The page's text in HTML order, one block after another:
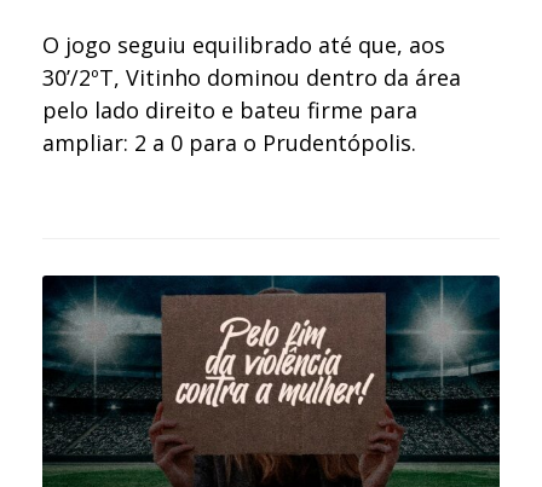
O jogo seguiu equilibrado até que, aos
30’/2ºT, Vitinho dominou dentro da área
pelo lado direito e bateu firme para
ampliar: 2 a 0 para o Prudentópolis.